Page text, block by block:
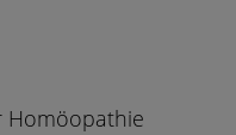
Homöopathie